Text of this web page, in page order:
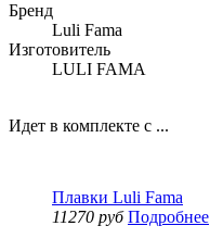
Бренд
Luli Fama
Изготовитель
LULI FAMA
Идет в комплекте с ...
Плавки Luli Fama
11270 руб Подробнее